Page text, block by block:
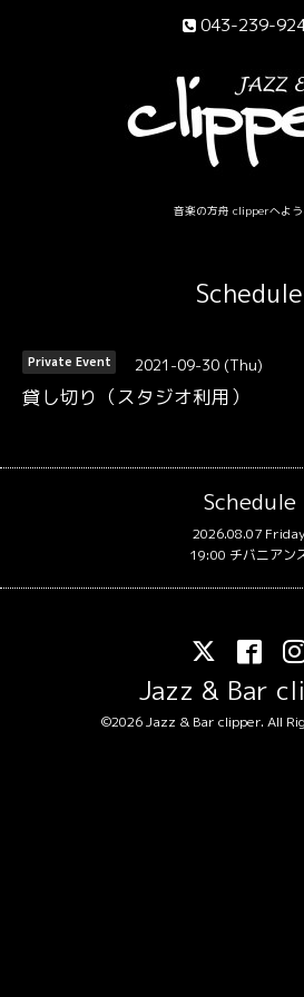
043-239-
音楽の方舟 clipperへよう
Schedule
Private Event 2021-09-30 (Thu)
貸し切り（スタジオ利用）
Schedule
2026.08.07 Friday
19:00 チバニアン
Jazz & Bar
©2026Jazz & Bar clipper. All